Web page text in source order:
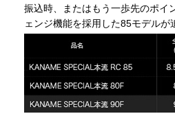
振込時、またはもう一歩先のポイ
ェンジ機能を採用した85モデルが